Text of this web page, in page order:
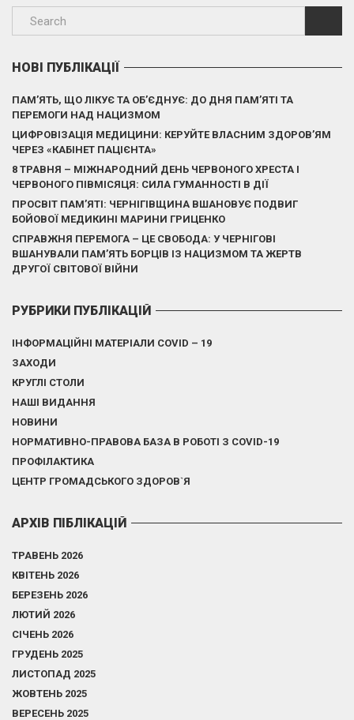
НОВІ ПУБЛІКАЦІЇ
ПАМ’ЯТЬ, ЩО ЛІКУЄ ТА ОБ’ЄДНУЄ: ДО ДНЯ ПАМ’ЯТІ ТА
ПЕРЕМОГИ НАД НАЦИЗМОМ
ЦИФРОВІЗАЦІЯ МЕДИЦИНИ: КЕРУЙТЕ ВЛАСНИМ ЗДОРОВ’ЯМ
ЧЕРЕЗ «КАБІНЕТ ПАЦІЄНТА»
8 ТРАВНЯ – МІЖНАРОДНИЙ ДЕНЬ ЧЕРВОНОГО ХРЕСТА І
ЧЕРВОНОГО ПІВМІСЯЦЯ: СИЛА ГУМАННОСТІ В ДІЇ
ПРОСВІТ ПАМ’ЯТІ: ЧЕРНІГІВЩИНА ВШАНОВУЄ ПОДВИГ
БОЙОВОЇ МЕДИКИНІ МАРИНИ ГРИЦЕНКО
СПРАВЖНЯ ПЕРЕМОГА – ЦЕ СВОБОДА: У ЧЕРНІГОВІ
ВШАНУВАЛИ ПАМ’ЯТЬ БОРЦІВ ІЗ НАЦИЗМОМ ТА ЖЕРТВ
ДРУГОЇ СВІТОВОЇ ВІЙНИ
РУБРИКИ ПУБЛІКАЦІЙ
ІНФОРМАЦІЙНІ МАТЕРІАЛИ COVID – 19
ЗАХОДИ
КРУГЛІ СТОЛИ
НАШІ ВИДАННЯ
НОВИНИ
НОРМАТИВНО-ПРАВОВА БАЗА В РОБОТІ З COVID-19
ПРОФІЛАКТИКА
ЦЕНТР ГРОМАДСЬКОГО ЗДОРОВ`Я
АРХІВ ПІБЛІКАЦІЙ
ТРАВЕНЬ 2026
КВІТЕНЬ 2026
БЕРЕЗЕНЬ 2026
ЛЮТИЙ 2026
СІЧЕНЬ 2026
ГРУДЕНЬ 2025
ЛИСТОПАД 2025
ЖОВТЕНЬ 2025
ВЕРЕСЕНЬ 2025